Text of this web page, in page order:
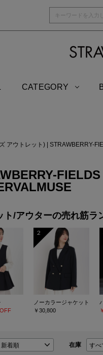
CATEGORY
アウトレット)
STRAWBERRY-
ト/アウターの売れ筋ラ
2
ノーカラージャケット
￥30,800
在庫